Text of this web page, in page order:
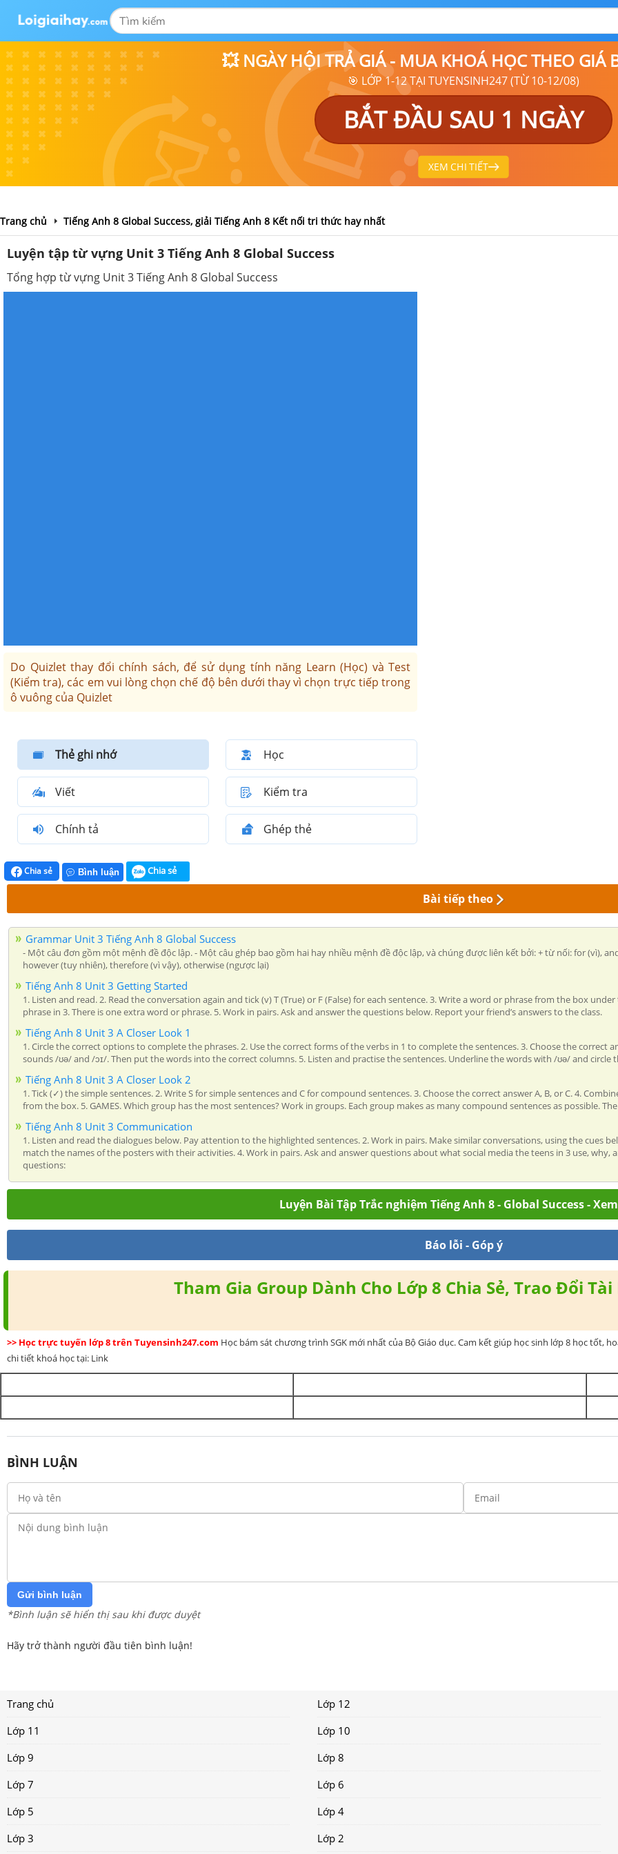
💥 NGÀY HỘI TRẢ GIÁ - MUA KHOÁ HỌC THEO GIÁ
🎯 LỚP 1-12 TẠI TUYENSINH247 (TỪ 10-12/08)
BẮT ĐẦU SAU 1 NGÀY
XEM CHI TIẾT
Trang chủ Tiếng Anh 8 Global Success, giải Tiếng Anh 8 Kết nối tri thức hay nhất
Luyện tập từ vựng Unit 3 Tiếng Anh 8 Global Success
Tổng hợp từ vựng Unit 3 Tiếng Anh 8 Global Success
Thẻ ghi nhớ Học
Viết Kiểm tra
Chính tả Ghép thẻ
Do Quizlet thay đổi chính sách, để sử dụng tính năng Learn (Học) và Test
(Kiểm tra), các em vui lòng chọn chế độ bên dưới thay vì chọn trực tiếp trong
ô vuông của Quizlet
Chia sẻ Bình luận Chia sẻ
Bài tiếp theo
Grammar Unit 3 Tiếng Anh 8 Global Success
- Một câu đơn gồm một mệnh đề độc lập. - Một câu ghép bao gồm hai hay nhiều mệnh đề độc lập, và chúng được liên kết bởi: + từ nối: for (vì),
however (tuy nhiên), therefore (vì vậy), otherwise (ngược lại)
Tiếng Anh 8 Unit 3 Getting Started
1. Listen and read. 2. Read the conversation again and tick (v) T (True) or F (False) for each sentence. 3. Write a word or phrase from the box
phrase in 3. There is one extra word or phrase. 5. Work in pairs. Ask and answer the questions below. Report your friend’s answers to the class.
Tiếng Anh 8 Unit 3 A Closer Look 1
1. Circle the correct options to complete the phrases. 2. Use the correct forms of the verbs in 1 to complete the sentences. 3. Choose the correct
sounds /ʊə/ and /ɔɪ/. Then put the words into the correct columns. 5. Listen and practise the sentences. Underline the words with /ʊə/ and circle
Tiếng Anh 8 Unit 3 A Closer Look 2
1. Tick (✓) the simple sentences. 2. Write S for simple sentences and C for compound sentences. 3. Choose the correct answer A, B, or C. 4.
from the box. 5. GAMES. Which group has the most sentences? Work in groups. Each group makes as many compound sentences as possible.
Tiếng Anh 8 Unit 3 Communication
1. Listen and read the dialogues below. Pay attention to the highlighted sentences. 2. Work in pairs. Make similar conversations, using the cues
match the names of the posters with their activities. 4. Work in pairs. Ask and answer questions about what social media the teens in 3 use,
questions:
Luyện Bài Tập Trắc nghiệm Tiếng Anh 8 - Global Success -
Báo lỗi - Góp ý
Tham Gia Group Dành Cho Lớp 8 Chia Sẻ, Trao Đổi
>> Học trực tuyến lớp 8 trên Tuyensinh247.com Học bám sát chương trình SGK mới nhất của Bộ Giáo dục. Cam kết giúp học sinh lớp 8 học tốt,
chi tiết khoá học tại: Link
BÌNH LUẬN
Gửi bình luận
*Bình luận sẽ hiển thị sau khi được duyệt
Hãy trở thành người đầu tiên bình luận!
Trang chủ
Lớp 12
Lớp 11
Lớp 10
Lớp 9
Lớp 8
Lớp 7
Lớp 6
Lớp 5
Lớp 4
Lớp 3
Lớp 2